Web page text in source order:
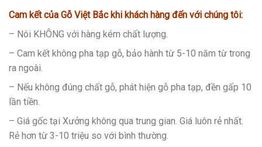
Cam kết của Gỗ Việt Bắckhi khách hàng đến với chúng tôi:
– Nói KHÔNG với hàng kém chất lượng.
– Cam kết không pha tạp gỗ, bảo hành từ 5-10 năm từ trong
ra ngoài.
– Nếu không đúng chất gỗ, phát hiện gỗ pha tạp, đền gấp 10
lần tiền.
– Giá gốc tại Xưởng không qua trung gian. Giá luôn rẻ nhất.
Rẻ hơn từ 3-10 triệu so với bình thường.